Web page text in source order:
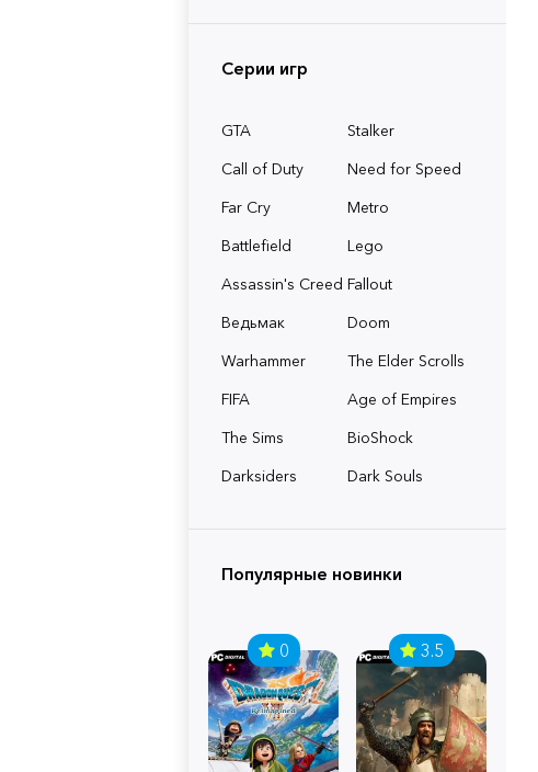
Серии игр
GTA
Stalker
Call of Duty
Need for Speed
Far Cry
Metro
Battlefield
Lego
Assassin's Creed Fallout
Ведьмак
Doom
Warhammer
The Elder Scrolls
FIFA
Age of Empires
The Sims
BioShock
Darksiders
Dark Souls
Популярные новинки
0 3.5